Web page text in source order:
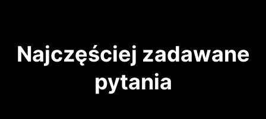
Najczęściej zadawane
pytania